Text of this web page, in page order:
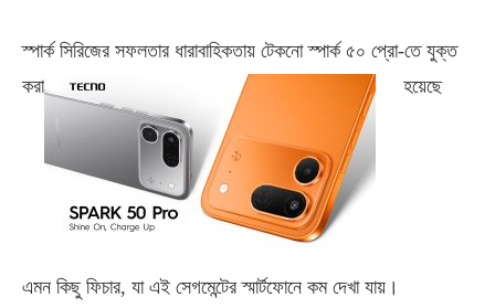
স্পার্ক সিরিজের সফলতার ধারাবাহিকতায় টেকনোস্পার্ক ৫০ প্রো-তে যুক্ত
করা
হয়েছে
এমন কিছু ফিচার, যা এই সেগমেন্টের স্মার্টফোনে কম দেখা যায়।